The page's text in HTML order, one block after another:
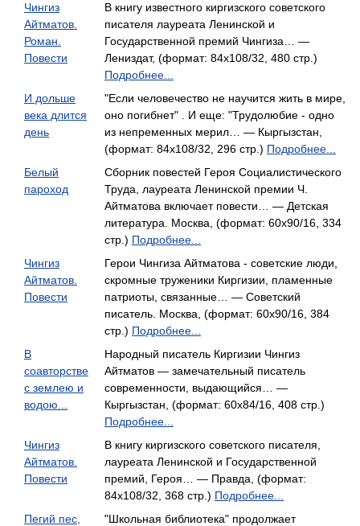
Чингиз
Айтматов.
Роман.
Повести
В книгу известного киргизского советского
писателя лауреата Ленинской и
Государственной премий Чингиза… —
Лениздат, (формат: 84x108/32, 480 стр.)
Подробнее...
И дольше
века длится
день
"Если человечество не научится жить в мире,
оно погибнет" . И еще: "Трудолюбие - одно
из непременных мерил… — Кыргызстан,
(формат: 84x108/32, 296 стр.) Подробнее...
Белый
пароход
Сборник повестей Героя Социалистического
Труда, лауреата Ленинской премии Ч.
Айтматова включает повести… — Детская
литература. Москва, (формат: 60x90/16, 334
стр.) Подробнее...
Чингиз
Айтматов.
Повести
Герои Чингиза Айтматова - советские люди,
скромные труженики Киргизии, пламенные
патриоты, связанные… — Советский
писатель. Москва, (формат: 60x90/16, 384
стр.) Подробнее...
В
соавторстве
с землею и
водою...
Народный писатель Киргизии Чингиз
Айтматов — замечательный писатель
современности, выдающийся… —
Кыргызстан, (формат: 60x84/16, 408 стр.)
Подробнее...
Чингиз
Айтматов.
Повести
В книгу киргизского советского писателя,
лауреата Ленинской и Государственной
премий, Героя… — Правда, (формат:
84x108/32, 368 стр.) Подробнее...
Пегий пес,
"Школьная библиотека" продолжает